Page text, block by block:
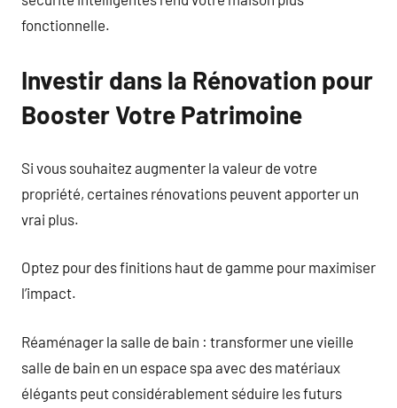
fonctionnelle.
Investir dans la Rénovation pour
Booster Votre Patrimoine
Si vous souhaitez augmenter la valeur de votre
propriété, certaines rénovations peuvent apporter un
vrai plus.
Optez pour des finitions haut de gamme pour maximiser
l’impact.
Réaménager la salle de bain : transformer une vieille
salle de bain en un espace spa avec des matériaux
élégants peut considérablement séduire les futurs